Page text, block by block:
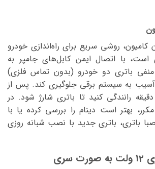
کامیون، روشی سریع برای راه‌اندازی خودرو
است، با اتصال ایمن کابل‌های جامپر به
باتری دو خودرو (بدون تماس فلزی)
آسیب به سیستم برقی جلوگیری کند. پس از
حداقل ۲۰ دقیقه رانندگی کنید تا باتری شارژ شود. در
بهتر است دینام را بررسی کرده یا با
باتری، باتری جدید با نصب شبانه روزی